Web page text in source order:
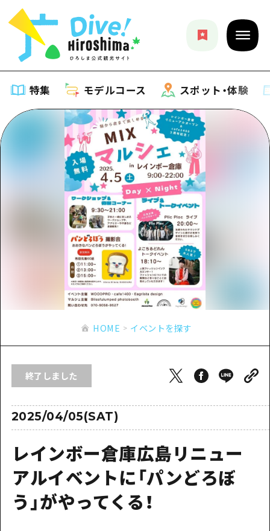
特集 モデルコース スポット・体験
特集
特集一覧
おすすめ
アート
イベント・祭り
グルメ・酒
サイクリング
ナイトライフ
世界遺産
学び・体験
歴史・文化
癒し
自然
モデルコース
モデルコース一覧
Dive! Hiroshima 公式ガイド
広島もしもトラベル
あたらしい非日常
広島市周辺
安芸
備後
宮島周辺
山口県東部
弾丸
日帰り
スポット・体験
スポット・体験一覧
広島市周辺
安芸
備後
備北
宮島周辺
山口県東部
愛媛県
島根県
イベント
旬情報
お役立ち情報
アクセス
二次交通まとめ
施設の混雑状況のお知らせ
手荷物預かり・配送サービス
広島おもてなしパス
HIROSHIMA FREE Wi-Fi
HOME
お問い合わせ
事業者・学校関係者の皆さま
HOME イベントを探す
終了しました
2025/04/05(SAT)
レインボー倉庫広島リニュー
アルイベントに「パンどろぼ
う」がやってくる！